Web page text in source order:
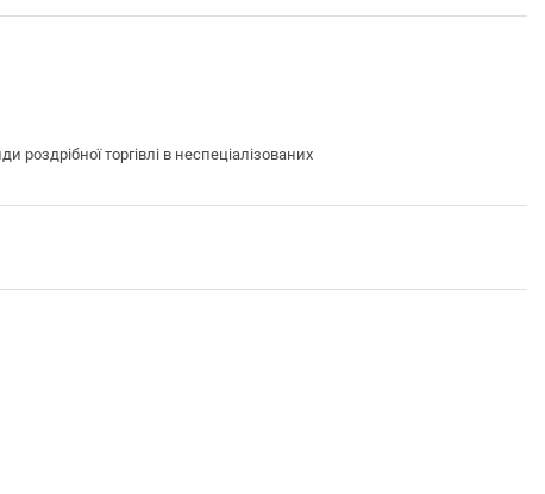
торгівлі в неспеціалізованих